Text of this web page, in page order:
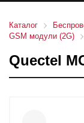
Каталог
GSM модули (2G)
Quectel